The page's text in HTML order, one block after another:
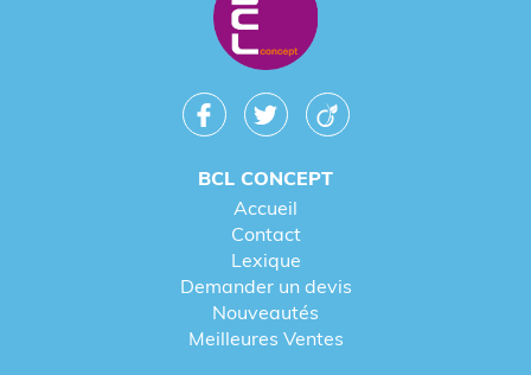
BCL CONCEPT
Accueil
Contact
Lexique
Demander un devis
Nouveautés
Meilleures Ventes